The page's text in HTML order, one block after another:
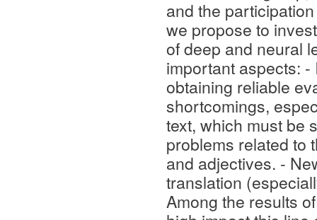
and the
we propose to
of deep and neural
important aspects:
obtaining reliable
shortcomings,
text, which must be
problems related to
and adjectives. -
translation
Among the results